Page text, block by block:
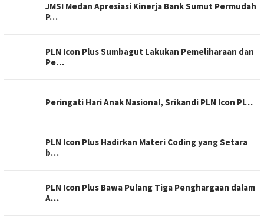
JMSI Medan Apresiasi Kinerja Bank Sumut Permudah
P…
PLN Icon Plus Sumbagut Lakukan Pemeliharaan dan
Pe…
Peringati Hari Anak Nasional, Srikandi PLN Icon Pl…
PLN Icon Plus Hadirkan Materi Coding yang Setara
b…
PLN Icon Plus Bawa Pulang Tiga Penghargaan dalam
A…